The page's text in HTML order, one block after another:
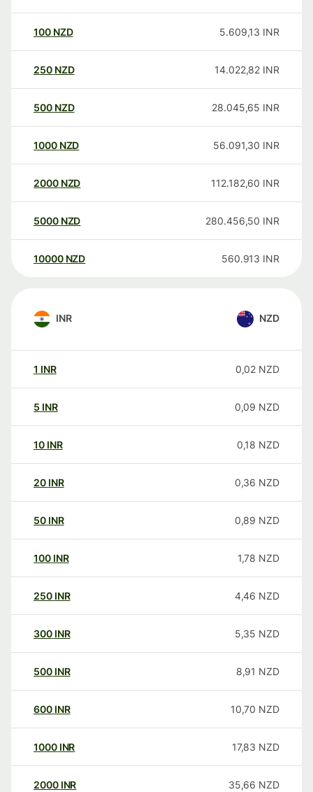
100 NZD 5.609,13 INR
250 NZD 14.022,82 INR
500 NZD 28.045,65 INR
1000 NZD 56.091,30 INR
2000 NZD 112.182,60 INR
5000 NZD 280.456,50 INR
10000 NZD 560.913 INR
INR NZD
1 INR 0,02 NZD
5 INR 0,09 NZD
10 INR 0,18 NZD
20 INR 0,36 NZD
50 INR 0,89 NZD
100 INR 1,78 NZD
250 INR 4,46 NZD
300 INR 5,35 NZD
500 INR 8,91 NZD
600 INR 10,70 NZD
1000 INR 17,83 NZD
2000 INR 35,66 NZD